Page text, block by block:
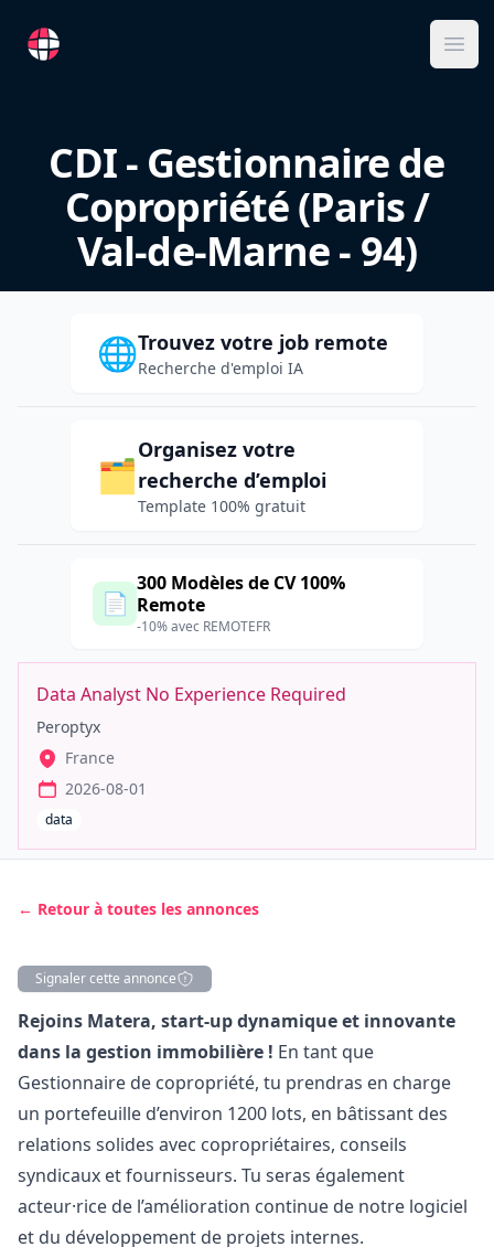
RemoteFR
CDI - Gestionnaire de
Copropriété (Paris /
Val-de-Marne - 94)
🌐Trouvez votre job remote
Recherche d'emploi IA
🗂️
Organisez votre
recherche d’emploi
Template 100% gratuit
📄
300 Modèles de CV 100%
Remote
-10% avec REMOTEFR
Data Analyst No Experience Required
Peroptyx
France
2026-08-01
data
← Retour à toutes les annonces
Signaler cette annonce
Description
Rejoins Matera, start-up dynamique et innovante
dans la gestion immobilière ! En tant que
Gestionnaire de copropriété, tu prendras en charge
un portefeuille d’environ 1200 lots, en bâtissant des
relations solides avec copropriétaires, conseils
syndicaux et fournisseurs. Tu seras également
acteur·rice de l’amélioration continue de notre logiciel
et du développement de projets internes.